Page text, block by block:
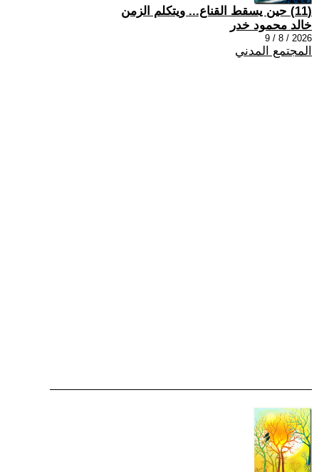
(11) حين يسقط القناع... ويتكلم الزمن
خالد محمود خدر
2026 / 8 / 9
المجتمع المدني